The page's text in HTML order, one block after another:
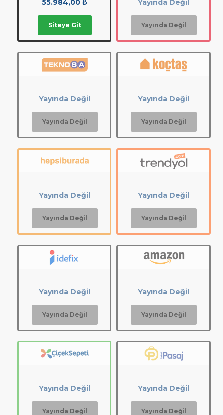
55.984,00 ₺
Siteye Git
Yayında Değil
Yayında Değil
Yayında Değil
Yayında Değil
Yayında Değil
Yayında Değil
Yayında Değil
Yayında Değil
Yayında Değil
Yayında Değil
Yayında Değil
Yayında Değil
Yayında Değil
Yayında Değil
Yayında Değil
Yayında Değil
Yayında Değil
Yayında Değil